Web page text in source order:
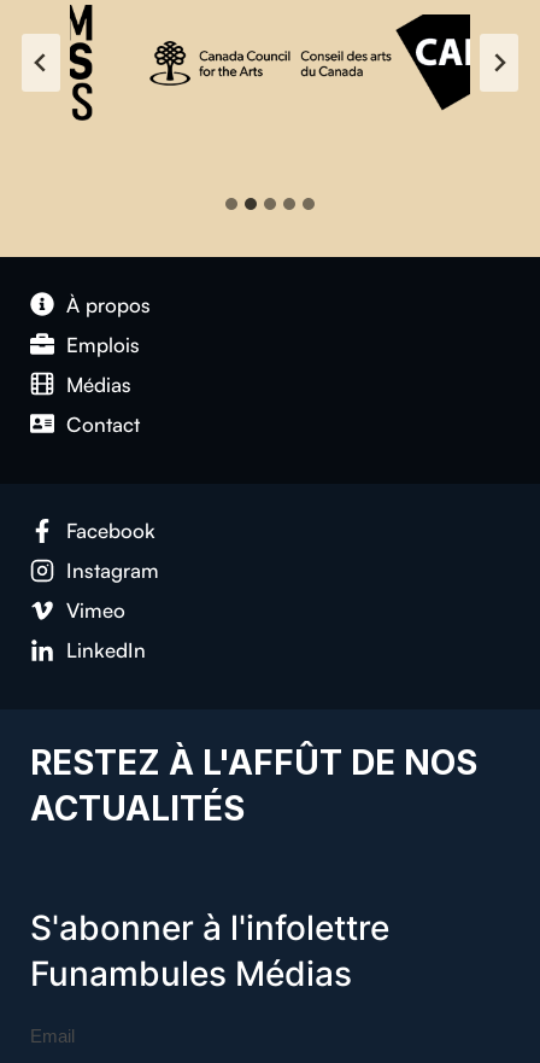
À propos
Emplois
Médias
Contact
Facebook
Instagram
Vimeo
LinkedIn
RESTEZ À L'AFFÛT DE NOS
ACTUALITÉS
S'abonner à l'infolettre
Funambules Médias
Email